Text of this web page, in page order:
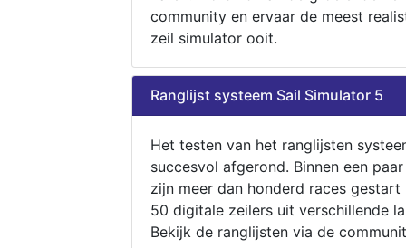
community en ervaar de meest
zeil simulator ooit.
Ranglijst systeem Sail Simulator 5
Het testen van het ranglijsten
succesvol afgerond. Binnen een
zijn meer dan honderd races gestart
50 digitale zeilers uit verschillende
Bekijk de ranglijsten via de